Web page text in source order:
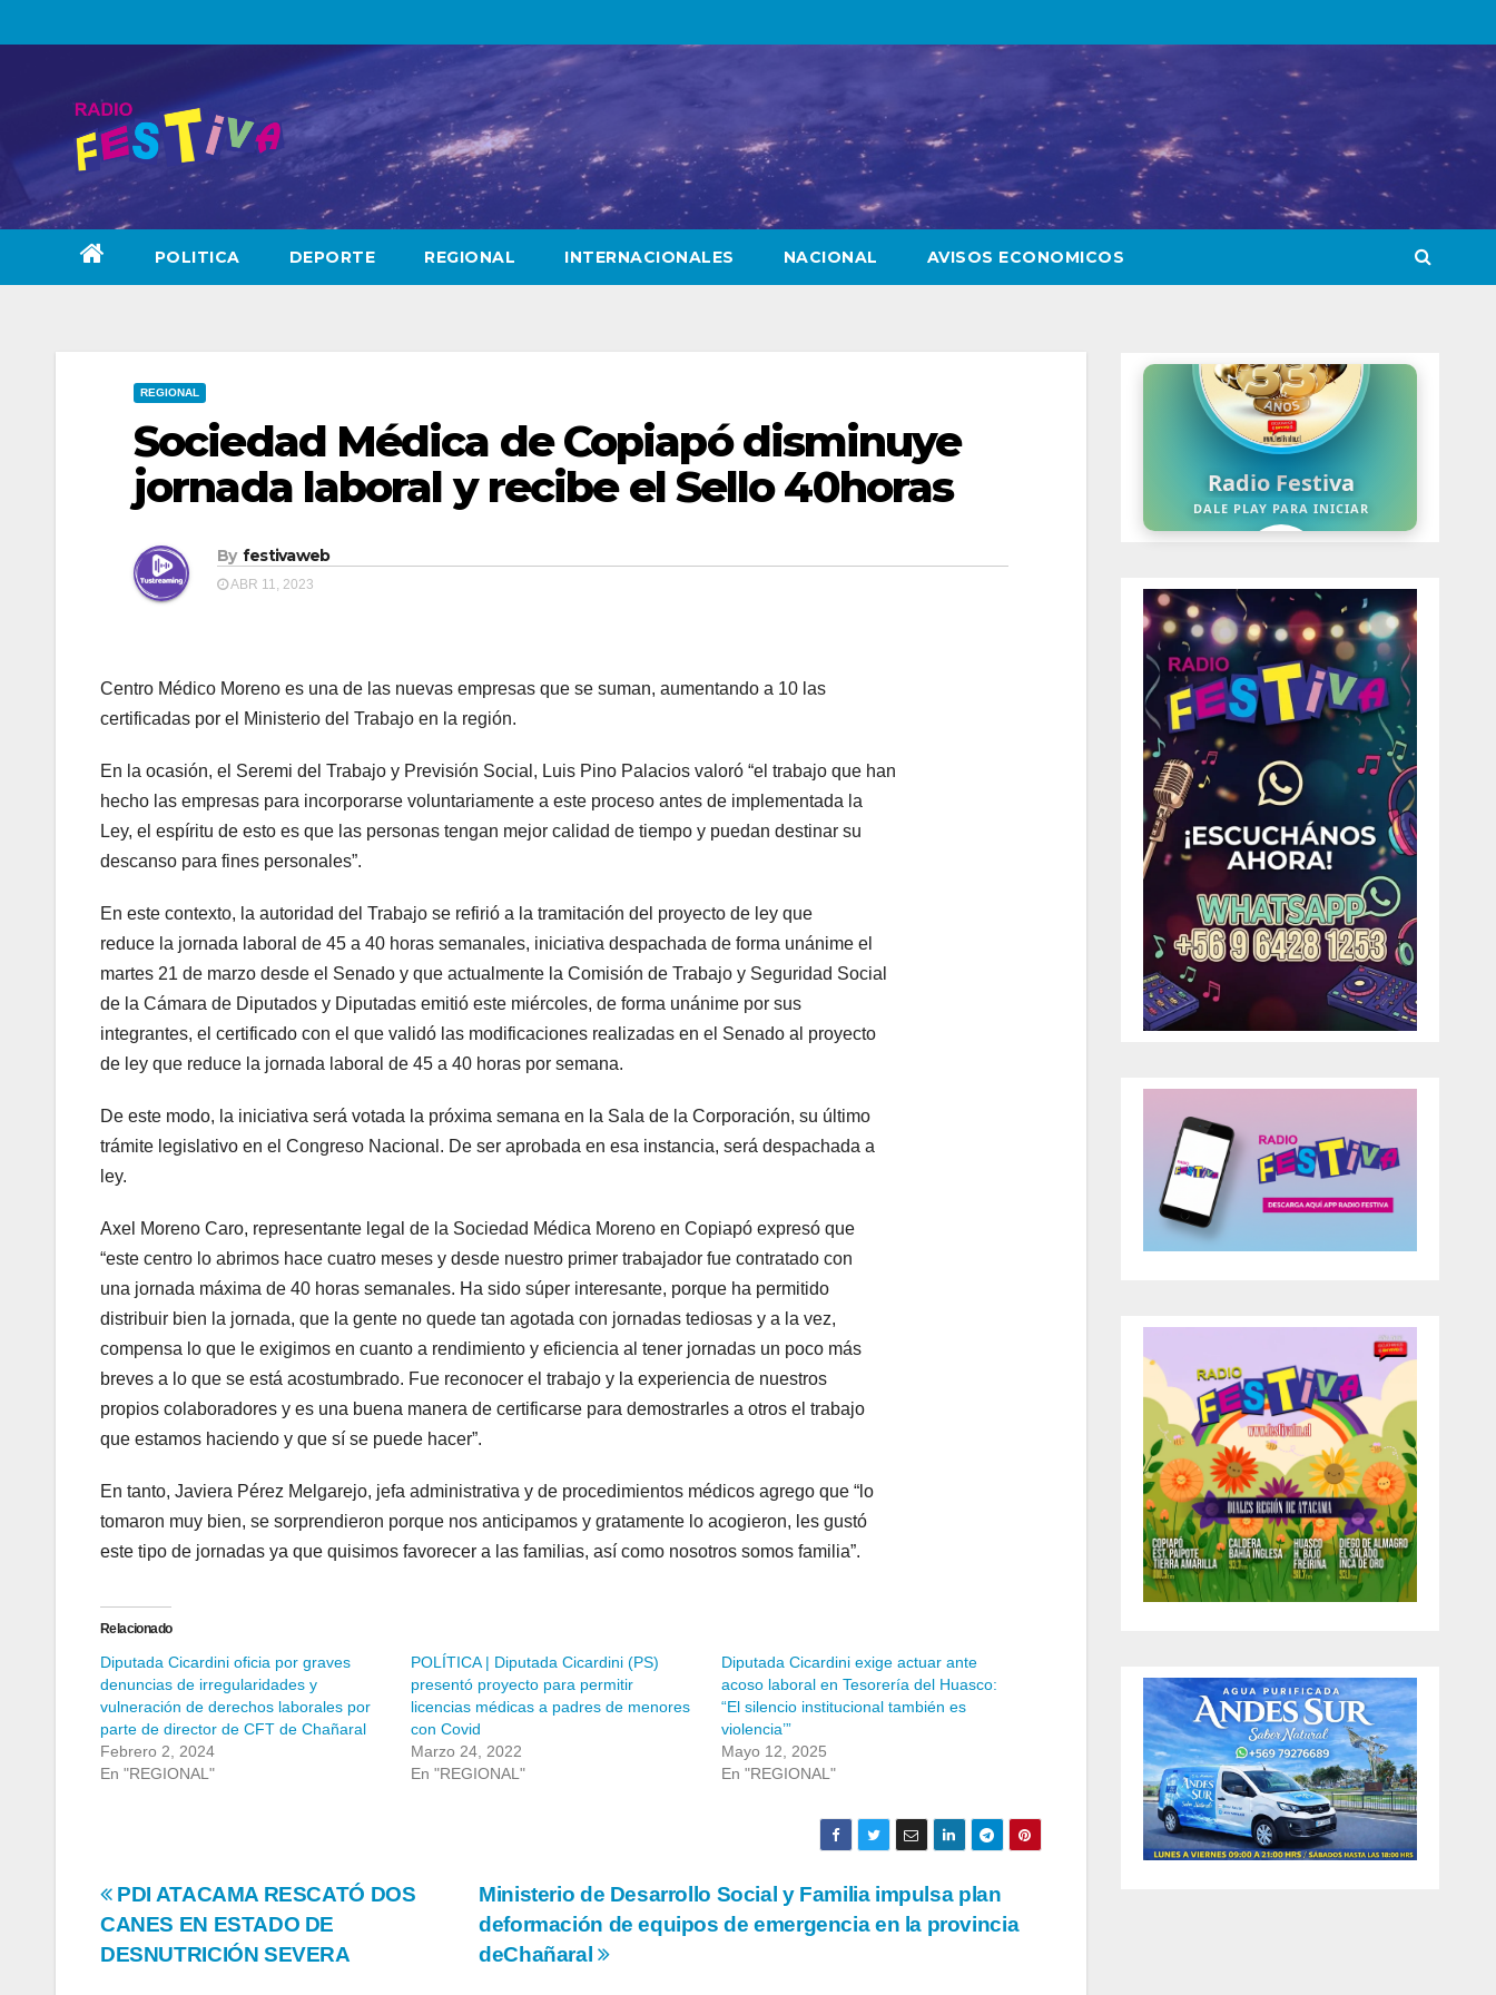
to
POLITICA DEPORTE REGIONAL INTERNACIONALES NACIONAL AVISOS ECONOMICOS
REGIONAL
Sociedad Médica de Copiapó disminuye
jornada laboral y recibe el Sello 40horas
By festivaweb
ABR 11, 2023
Centro Médico Moreno es una de las nuevas empresas que se suman, aumentando a 10 las
certificadas por el Ministerio del Trabajo en la región.
En la ocasión, el Seremi del Trabajo y Previsión Social, Luis Pino Palacios valoró “el trabajo que han
hecho las empresas para incorporarse voluntariamente a este proceso antes de implementada la
Ley, el espíritu de esto es que las personas tengan mejor calidad de tiempo y puedan destinar su
descanso para fines personales”.
En este contexto, la autoridad del Trabajo se refirió a la tramitación del proyecto de ley que
reduce la jornada laboral de 45 a 40 horas semanales, iniciativa despachada de forma unánime el
martes 21 de marzo desde el Senado y que actualmente la Comisión de Trabajo y Seguridad Social
de la Cámara de Diputados y Diputadas emitió este miércoles, de forma unánime por sus
integrantes, el certificado con el que validó las modificaciones realizadas en el Senado al proyecto
de ley que reduce la jornada laboral de 45 a 40 horas por semana.
De este modo, la iniciativa será votada la próxima semana en la Sala de la Corporación, su último
trámite legislativo en el Congreso Nacional. De ser aprobada en esa instancia, será despachada a
ley.
Axel Moreno Caro, representante legal de la Sociedad Médica Moreno en Copiapó expresó que
“este centro lo abrimos hace cuatro meses y desde nuestro primer trabajador fue contratado con
una jornada máxima de 40 horas semanales. Ha sido súper interesante, porque ha permitido
distribuir bien la jornada, que la gente no quede tan agotada con jornadas tediosas y a la vez,
compensa lo que le exigimos en cuanto a rendimiento y eficiencia al tener jornadas un poco más
breves a lo que se está acostumbrado. Fue reconocer el trabajo y la experiencia de nuestros
propios colaboradores y es una buena manera de certificarse para demostrarles a otros el trabajo
que estamos haciendo y que sí se puede hacer”.
En tanto, Javiera Pérez Melgarejo, jefa administrativa y de procedimientos médicos agrego que “lo
tomaron muy bien, se sorprendieron porque nos anticipamos y gratamente lo acogieron, les gustó
este tipo de jornadas ya que quisimos favorecer a las familias, así como nosotros somos familia”.
Relacionado
Diputada Cicardini oficia por graves
denuncias de irregularidades y
vulneración de derechos laborales por
parte de director de CFT de Chañaral
Febrero 2, 2024
En "REGIONAL"
POLÍTICA | Diputada Cicardini (PS)
presentó proyecto para permitir
licencias médicas a padres de menores
con Covid
Marzo 24, 2022
En "REGIONAL"
Diputada Cicardini exige actuar ante
acoso laboral en Tesorería del Huasco:
“El silencio institucional también es
violencia’”
Mayo 12, 2025
En "REGIONAL"
Navegación
de
Ministerio de Desarrollo Social y Familia impulsa plan
deformación de equipos de emergencia en la provincia
deChañaral
PDI ATACAMA RESCATÓ DOS
CANES EN ESTADO DE
DESNUTRICIÓN SEVERA